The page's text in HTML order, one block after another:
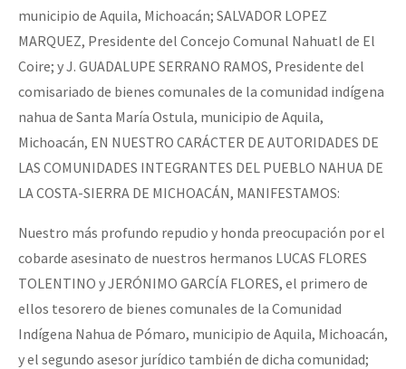
municipio de Aquila, Michoacán; SALVADOR LOPEZ
MARQUEZ, Presidente del Concejo Comunal Nahuatl de El
Coire; y J. GUADALUPE SERRANO RAMOS, Presidente del
comisariado de bienes comunales de la comunidad indígena
nahua de Santa María Ostula, municipio de Aquila,
Michoacán, EN NUESTRO CARÁCTER DE AUTORIDADES DE
LAS COMUNIDADES INTEGRANTES DEL PUEBLO NAHUA DE
LA COSTA-SIERRA DE MICHOACÁN, MANIFESTAMOS:
Nuestro más profundo repudio y honda preocupación por el
cobarde asesinato de nuestros hermanos LUCAS FLORES
TOLENTINO y JERÓNIMO GARCÍA FLORES, el primero de
ellos tesorero de bienes comunales de la Comunidad
Indígena Nahua de Pómaro, municipio de Aquila, Michoacán,
y el segundo asesor jurídico también de dicha comunidad;